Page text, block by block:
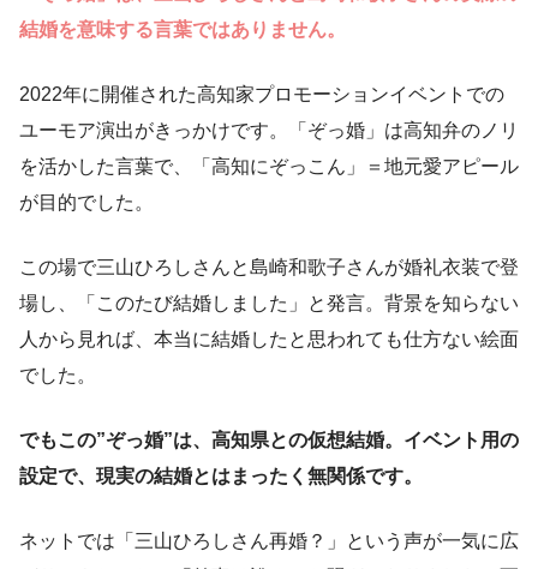
結婚を意味する言葉ではありません。
2022年に開催された高知家プロモーションイベントでの
ユーモア演出がきっかけです。「ぞっ婚」は高知弁のノリ
を活かした言葉で、「高知にぞっこん」＝地元愛アピール
が目的でした。
この場で三山ひろしさんと島崎和歌子さんが婚礼衣装で登
場し、「このたび結婚しました」と発言。背景を知らない
人から見れば、本当に結婚したと思われても仕方ない絵面
でした。
でもこの”ぞっ婚”は、高知県との仮想結婚。イベント用の
設定で、現実の結婚とはまったく無関係です。
ネットでは「三山ひろしさん再婚？」という声が一気に広